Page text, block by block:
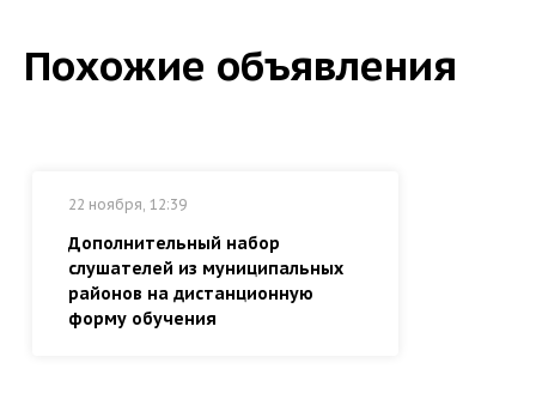
Похожие объявления
22 ноября, 12:39
Дополнительный набор
слушателей из муниципальных
районов на дистанционную
форму обучения